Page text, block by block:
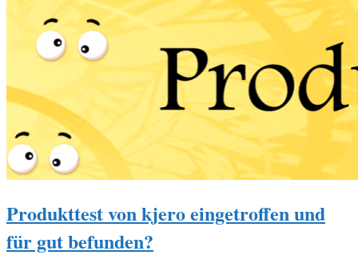
Produkttest von kjero eingetroffen und
für gut befunden?